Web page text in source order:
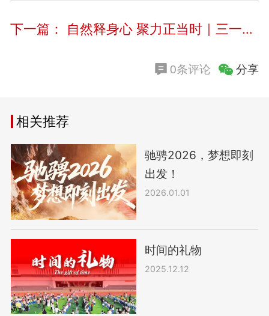
下一篇： 自然释身心 聚力正当时｜三一筑工员工活动圆满举办
0条评论 分享
相关推荐
驰骋2026，梦想即刻
出发！
2026.01.01
时间的礼物
2025.12.12